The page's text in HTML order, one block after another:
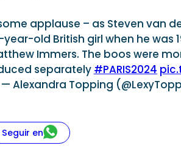
applause – as Steven van
year-old British girl when he was
Immers. The boos were
separately #PARIS2024
— Alexandra Topping
Seguir en